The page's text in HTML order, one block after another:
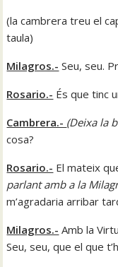
(la cambrera treu el
taula)
Milagros.- Seu, seu.
Rosario.- És que tinc
Cambrera.- (Deixa la
cosa?
Rosario.- El mateix
parlantamba la
m’agradaria arribar
Milagros.- Amb la
Seu, seu, que el que